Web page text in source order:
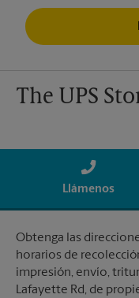
The UPS
Llámenos
Obtenga las
horarios de
impresión, envío,
Lafayette Rd, de